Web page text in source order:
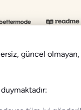
güncel